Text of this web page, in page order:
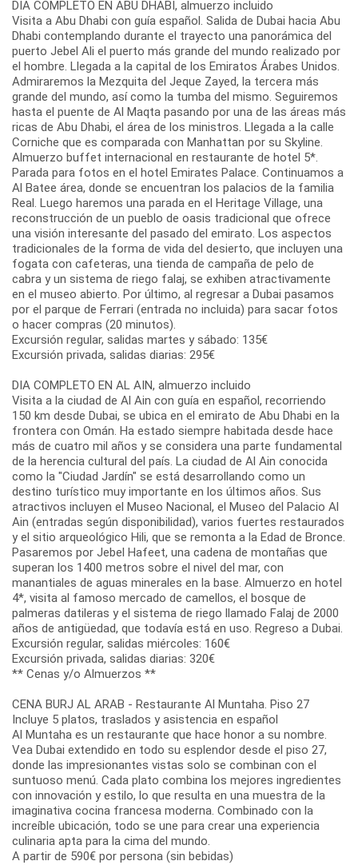
DIA COMPLETO EN ABU DHABI, almuerzo incluido
Visita a Abu Dhabi con guía español. Salida de Dubai hacia Abu
Dhabi contemplando durante el trayecto una panorámica del
puerto Jebel Ali el puerto más grande del mundo realizado por
el hombre. Llegada a la capital de los Emiratos Árabes Unidos.
Admiraremos la Mezquita del Jeque Zayed, la tercera más
grande del mundo, así como la tumba del mismo. Seguiremos
hasta el puente de Al Maqta pasando por una de las áreas más
ricas de Abu Dhabi, el área de los ministros. Llegada a la calle
Corniche que es comparada con Manhattan por su Skyline.
Almuerzo buffet internacional en restaurante de hotel 5*.
Parada para fotos en el hotel Emirates Palace. Continuamos a
Al Batee área, donde se encuentran los palacios de la familia
Real. Luego haremos una parada en el Heritage Village, una
reconstrucción de un pueblo de oasis tradicional que ofrece
una visión interesante del pasado del emirato. Los aspectos
tradicionales de la forma de vida del desierto, que incluyen una
fogata con cafeteras, una tienda de campaña de pelo de
cabra y un sistema de riego falaj, se exhiben atractivamente
en el museo abierto. Por último, al regresar a Dubai pasamos
por el parque de Ferrari (entrada no incluida) para sacar fotos
o hacer compras (20 minutos).
Excursión regular, salidas martes y sábado: 135€
Excursión privada, salidas diarias: 295€
DIA COMPLETO EN AL AIN, almuerzo incluido
Visita a la ciudad de Al Ain con guía en español, recorriendo
150 km desde Dubai, se ubica en el emirato de Abu Dhabi en la
frontera con Omán. Ha estado siempre habitada desde hace
más de cuatro mil años y se considera una parte fundamental
de la herencia cultural del país. La ciudad de Al Ain conocida
como la "Ciudad Jardín" se está desarrollando como un
destino turístico muy importante en los últimos años. Sus
atractivos incluyen el Museo Nacional, el Museo del Palacio Al
Ain (entradas según disponibilidad), varios fuertes restaurados
y el sitio arqueológico Hili, que se remonta a la Edad de Bronce.
Pasaremos por Jebel Hafeet, una cadena de montañas que
superan los 1400 metros sobre el nivel del mar, con
manantiales de aguas minerales en la base. Almuerzo en hotel
4*, visita al famoso mercado de camellos, el bosque de
palmeras datileras y el sistema de riego llamado Falaj de 2000
años de antigüedad, que todavía está en uso. Regreso a Dubai.
Excursión regular, salidas miércoles: 160€
Excursión privada, salidas diarias: 320€
** Cenas y/o Almuerzos **
CENA BURJ AL ARAB - Restaurante Al Muntaha. Piso 27
Incluye 5 platos, traslados y asistencia en español
Al Muntaha es un restaurante que hace honor a su nombre.
Vea Dubai extendido en todo su esplendor desde el piso 27,
donde las impresionantes vistas solo se combinan con el
suntuoso menú. Cada plato combina los mejores ingredientes
con innovación y estilo, lo que resulta en una muestra de la
imaginativa cocina francesa moderna. Combinado con la
increíble ubicación, todo se une para crear una experiencia
culinaria apta para la cima del mundo.
A partir de 590€ por persona (sin bebidas)